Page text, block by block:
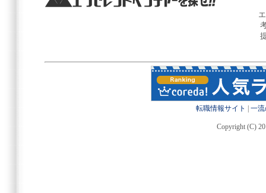
転職情報サイト 一
Copyright (C)